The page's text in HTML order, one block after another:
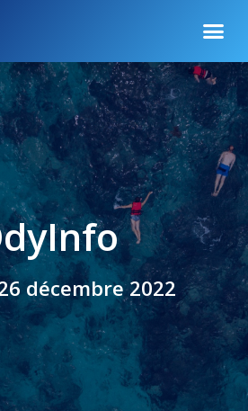
décembre 2022